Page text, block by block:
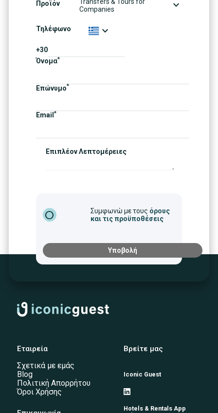
Προϊόν
Transfers & Tours for
Companies
expand_more
Τηλέφωνο expand_more
+30
Όνομα*
Επώνυμο*
Email *
Επιπλέον Λεπτομέρειες
radio_button_unchecked Συμφωνώ με τους όρους
και τις προϋποθέσεις
Υποβολή
Εταιρεία
Σχετικά με εμάς
Blog
Πολιτική Απορρήτου
Όροι Χρήσης
Βρείτε μας
Iconic Guest
Hotels & Rentals App